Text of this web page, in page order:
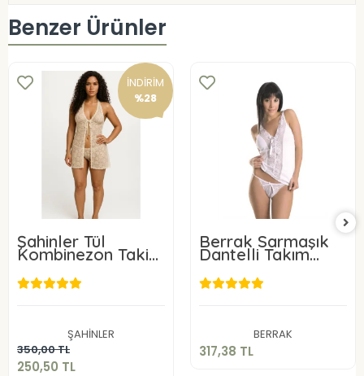
Benzer Ürünler
İNDİRİM
%28
Şahinler Tül
Kombinezon Takim
B311
ŞAHİNLER
350,00 TL
250,50 TL
Sepete Ekle
Berrak Sarmaşık
Dantelli Takım
2167
BERRAK
317,38 TL
317,38 TL